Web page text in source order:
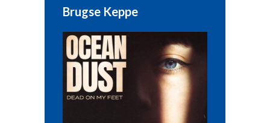
Brugse Keppe